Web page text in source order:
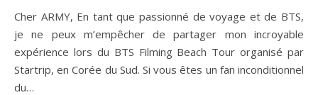
Cher ARMY, En tant que passionné de voyage et de BTS,
je ne peux m’empêcher de partager mon incroyable
expérience lors du BTS Filming Beach Tour organisé par
Startrip, en Corée du Sud. Si vous êtes un fan inconditionnel
du…